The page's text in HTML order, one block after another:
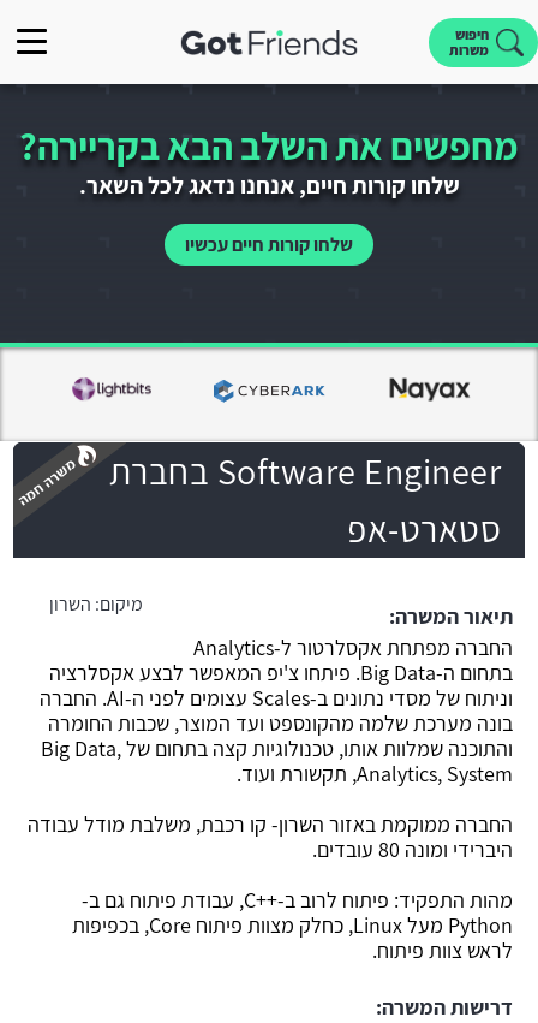
חיפוש
משרות
מחפשים את השלב הבא בקריירה?
שלחו קורות חיים, אנחנו נדאג לכל השאר.
שלחו קורות חיים עכשיו
Software Engineer בחברת
סטארט-אפ
מיקום: השרון
תיאור המשרה:
החברה מפתחת אקסלרטור ל-Analytics
בתחום ה-Big Data. פיתחו צ'יפ המאפשר לבצע אקסלרציה
וניתוח של מסדי נתונים ב-Scales עצומים לפני ה-AI. החברה
בונה מערכת שלמה מהקונספט ועד המוצר, שכבות החומרה
והתוכנה שמלוות אותו, טכנולוגיות קצה בתחום של Big Data,
Analytics, System, תקשורת ועוד.
החברה ממוקמת באזור השרון- קו רכבת, משלבת מודל עבודה
היברידי ומונה 80 עובדים.
מהות התפקיד: פיתוח לרוב ב-++C, עבודת פיתוח גם ב-
Python מעל Linux, כחלק מצוות פיתוח Core, בכפיפות
לראש צוות פיתוח.
דרישות המשרה: